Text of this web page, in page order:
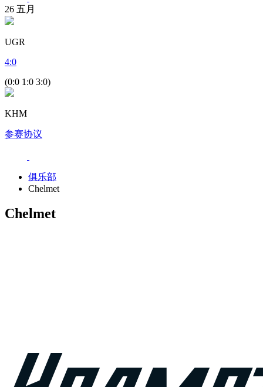
26 五月
UGR
4:0
(0:0 1:0 3:0)
KHM
参赛协议
俱乐部
Chelmet
Chelmet